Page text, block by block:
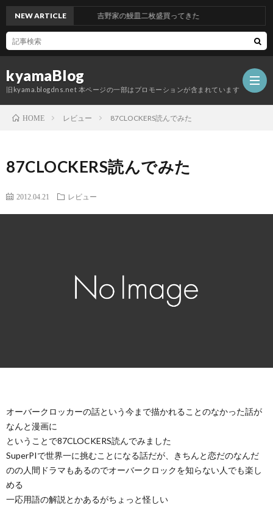
kyamaBlog
旧kyama.blogdns.net 本ページの一部はプロモーションが含まれています
NEW ARTICLE 吉野家の鰻皿二枚盛買ってきた
HOME レビュー 87CLOCKERS読んでみた
87CLOCKERS読んでみた
2012.04.21 レビュー
オーバークロッカーの話という今まで描かれることのなかった話が
なんと漫画に
ということで87CLOCKERS読んでみました
SuperPIで世界一に挑むことになる話だが、きちんと恋だのなんだ
のの人間ドラマもあるのでオーバークロックを知らない人でも楽し
める
一応用語の解説とかあるがちょっと怪しい